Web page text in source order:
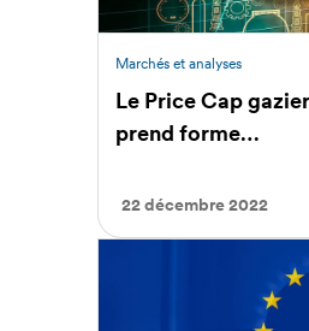
Marchés et analyses
Le Price Cap
prend forme…
22 décembre 2022